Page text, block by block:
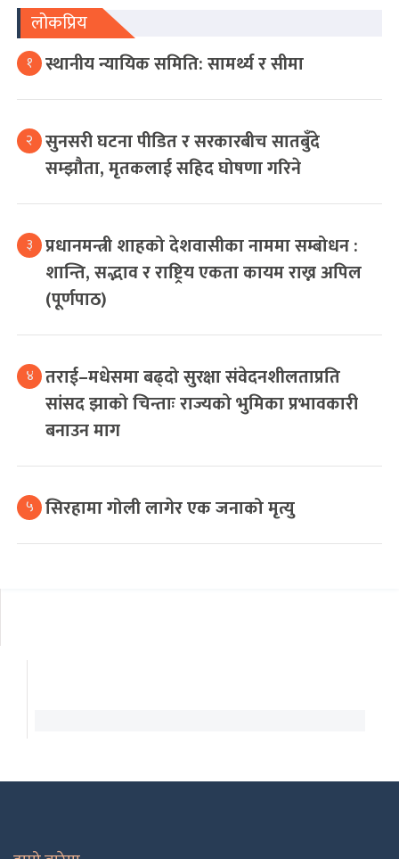
लोकप्रिय
१ स्थानीय न्यायिक समिति: सामर्थ्य र सीमा
२ सुनसरी घटना पीडित र सरकारबीच सातबुँदे
सम्झौता, मृतकलाई सहिद घोषणा गरिने
३ प्रधानमन्त्री शाहको देशवासीका नाममा सम्बोधन :
शान्ति, सद्भाव र राष्ट्रिय एकता कायम राख्न अपिल
(पूर्णपाठ)
४ तराई–मधेसमा बढ्दो सुरक्षा संवेदनशीलताप्रति
सांसद झाको चिन्ताः राज्यको भुमिका प्रभावकारी
बनाउन माग
५ सिरहामा गोली लागेर एक जनाको मृत्यु